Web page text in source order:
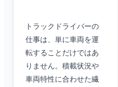
トラックドライバーの
仕事は、単に車両を運
転することだけではあ
りません。積載状況や
車両特性に合わせた繊